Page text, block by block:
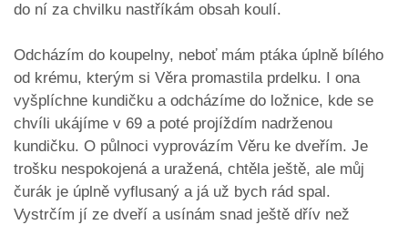
do ní za chvilku nastříkám obsah koulí.
Odcházím do koupelny, neboť mám ptáka úplně bílého
od krému, kterým si Věra promastila prdelku. I ona
vyšplíchne kundičku a odcházíme do ložnice, kde se
chvíli ukájíme v 69 a poté projíždím nadrženou
kundičku. O půlnoci vyprovázím Věru ke dveřím. Je
trošku nespokojená a uražená, chtěla ještě, ale můj
čurák je úplně vyflusaný a já už bych rád spal.
Vystrčím jí ze dveří a usínám snad ještě dřív než